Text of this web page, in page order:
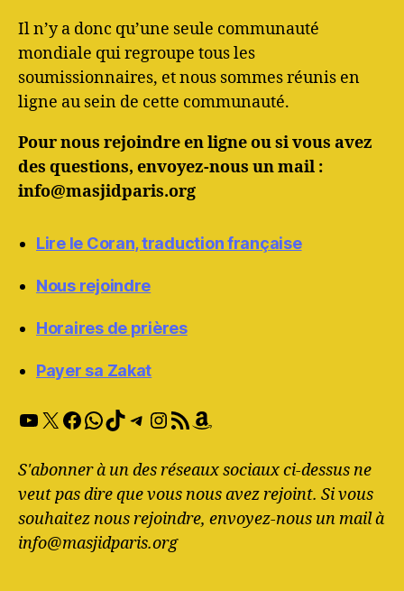
Il n’y a donc qu’une seule communauté
mondiale qui regroupe tous les
soumissionnaires, et nous sommes réunis en
ligne au sein de cette communauté.
Pour nous rejoindre en ligne ou si vous avez
des questions, envoyez-nous un mail :
info@masjidparis.org
Lire le Coran, traduction française
Nous rejoindre
Horaires de prières
Payer sa Zakat
YouTube
X Facebook
WhatsApp
TikTok
Telegram
Instagram
RSS FeedAmazon
S'abonner à un des réseaux sociaux ci-dessus ne
veut pas dire que vous nous avez rejoint. Si vous
souhaitez nous rejoindre, envoyez-nous un mail à
info@masjidparis.org